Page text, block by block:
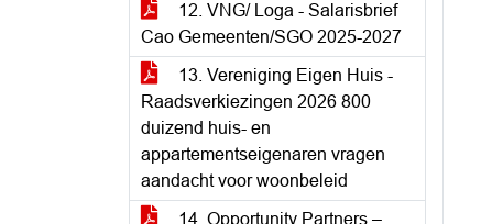
12. VNG/ Loga - Salarisbrief
Cao Gemeenten/SGO 2025-2027
13. Vereniging Eigen Huis -
Raadsverkiezingen 2026 800
duizend huis- en
appartementseigenaren vragen
aandacht voor woonbeleid
14. Opportunity Partners –